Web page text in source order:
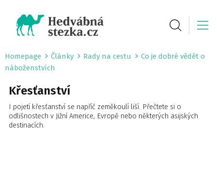
Homepage Články Rady na cestu
Co je dobré vědět o
náboženstvích
Křesťanství
I pojetí křesťanství se napříč zeměkoulí liší. Přečtete si o
odlišnostech v Jižní Americe, Evropě nebo některých asijských
destinacích.